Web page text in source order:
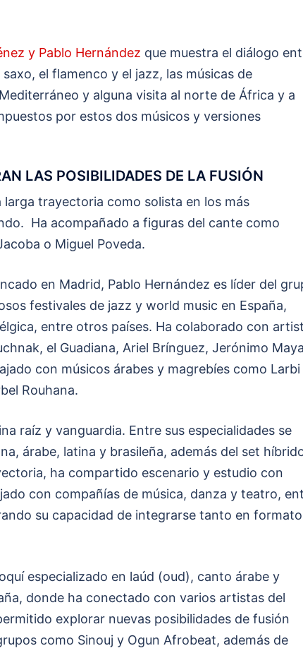
y Pablo Hernández que muestra el diálogo
el flamenco y el jazz, las músicas de
y alguna visita al norte de África y a
por estos dos músicos y versiones
LAS POSIBILIDADES DE LA FUSIÓN
trayectoria como solista en los más
Ha acompañado a figuras del cante como
o Miguel Poveda.
en Madrid, Pablo Hernández es líder del
festivales de jazz y world music en España,
entre otros países. Ha colaborado con
el Guadiana, Ariel Brínguez, Jerónimo
con músicos árabes y magrebíes como Larbi
Rouhana.
raíz y vanguardia. Entre sus especialidades se
árabe, latina y brasileña, además del set
ha compartido escenario y estudio con
con compañías de música, danza y teatro,
su capacidad de integrarse tanto en
especializado en laúd (oud), canto árabe y
donde ha conectado con varios artistas del
explorar nuevas posibilidades de fusión
como Sinouj y Ogun Afrobeat, además de